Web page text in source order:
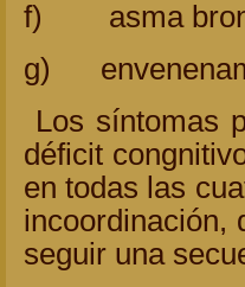
f) asma
g)
Los síntomas
déficit
en todas las
incoordinación,
seguir una